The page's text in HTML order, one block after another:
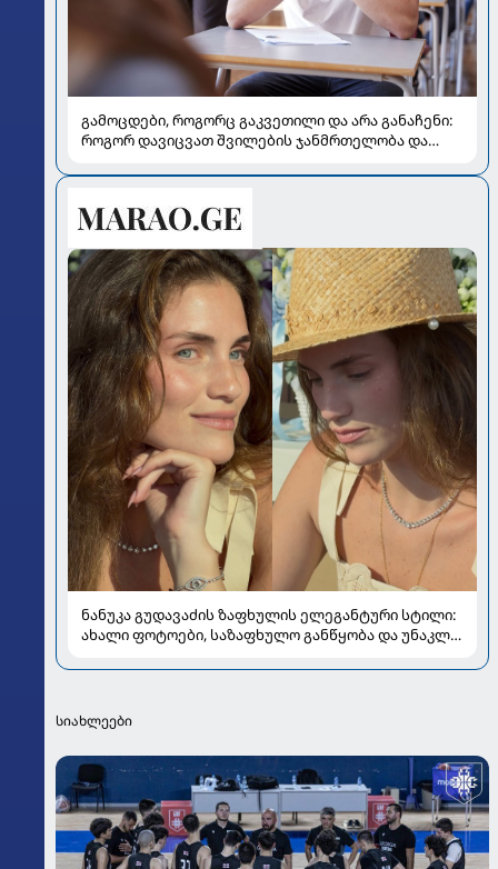
გამოცდები, როგორც გაკვეთილი და არა განაჩენი:
როგორ დავიცვათ შვილების ჯანმრთელობა და
ნანუკა გუდავაძის ზაფხულის ელეგანტური სტილი:
ახალი ფოტოები, საზაფხულო განწყობა და უნაკლო
სიახლეები